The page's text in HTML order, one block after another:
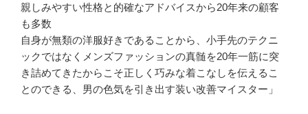
親しみやすい性格と的確なアドバイスから20年来の顧客
も多数
自身が無類の洋服好きであることから、小手先のテクニ
ックではなくメンズファッションの真髄を20年一筋に突
き詰めてきたからこそ正しく巧みな着こなしを伝えるこ
とのできる、男の色気を引き出す装い改善マイスター」